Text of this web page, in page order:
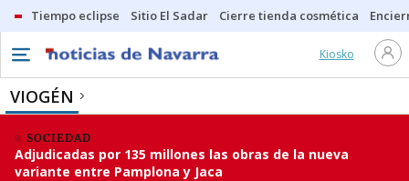
Tiempo eclipse Sitio El Sadar Cierre tienda cosmética
Kiosko
VIOGÉN
SOCIEDAD
Adjudicadas por 135 millones las obras de la nueva
variante entre Pamplona y Jaca